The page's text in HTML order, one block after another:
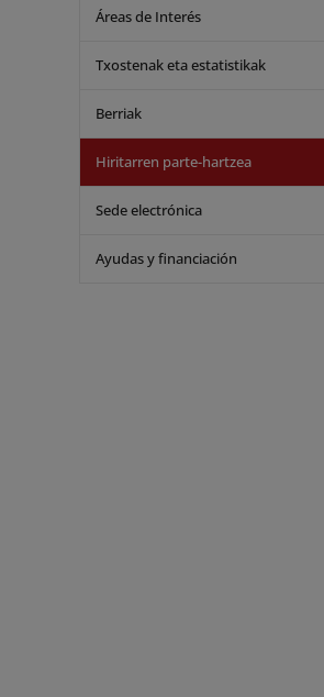
Áreas de Interés
Txostenak eta estatistikak
Berriak
Hiritarren parte-hartzea
Sede electrónica
Ayudas y financiación